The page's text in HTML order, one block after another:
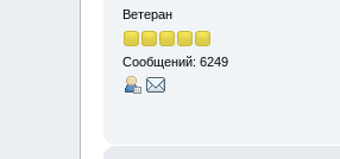
Ветеран
Сообщений: 6249